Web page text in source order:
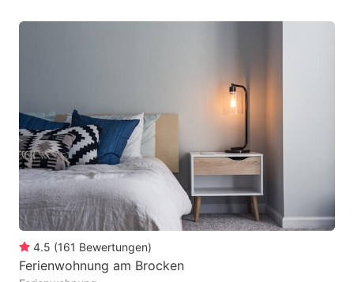
4.5 (161 Bewertungen)
Ferienwohnung am Brocken